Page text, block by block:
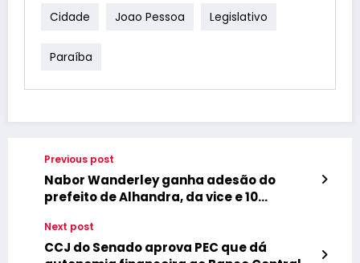
Cidade Joao Pessoa Legislativo
Paraíba
Previous post
Nabor Wanderley ganha adesão do
prefeito de Alhandra, da vice e 10
Next post
CCJ do Senado aprova PEC que dá